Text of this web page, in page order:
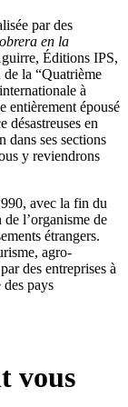
par des
en la
Éditions IPS,
la “Quatrième
à
entièrement épousé
désastreuses en
dans ses sections
y reviendrons
avec la fin du
l’organisme de
étrangers.
agro-
des entreprises à
pays
vous